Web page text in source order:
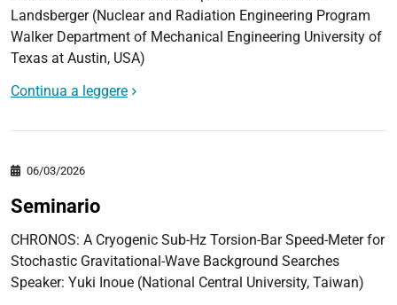
Landsberger (Nuclear and Radiation Engineering Program
Walker Department of Mechanical Engineering University of
Texas at Austin, USA)
Continua a leggere
06/03/2026
Seminario
CHRONOS: A Cryogenic Sub-Hz Torsion-Bar Speed-Meter for
Stochastic Gravitational-Wave Background Searches
Speaker: Yuki Inoue (National Central University, Taiwan)